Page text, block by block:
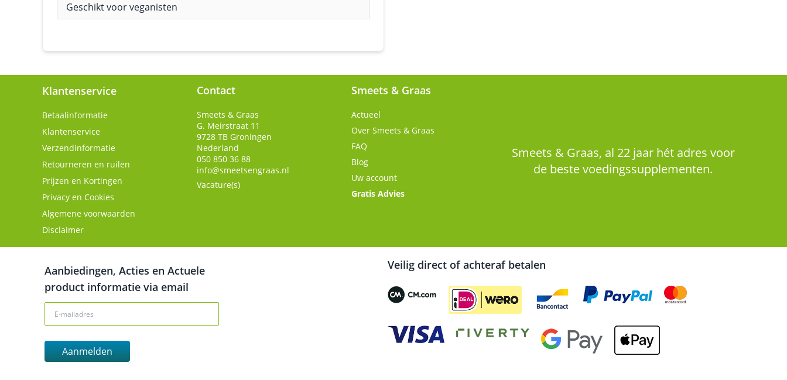
Geschikt voor veganisten
Klantenservice
Betaalinformatie
Klantenservice
Verzendinformatie
Retourneren en ruilen
Prijzen en Kortingen
Privacy en Cookies
Algemene voorwaarden
Disclaimer
Contact
Smeets & Graas
G. Meirstraat 11
9728 TB Groningen
Nederland
050 850 36 88
info@smeetsengraas.nl
Vacature(s)
Smeets & Graas
Actueel
Over Smeets & Graas
FAQ
Blog
Uw account
Gratis Advies
Smeets & Graas, al 22 jaar hét adres voor
de beste voedingssupplementen.
Aanbiedingen, Acties en Actuele
product informatie via email
Aanmelden
Veilig direct of achteraf betalen